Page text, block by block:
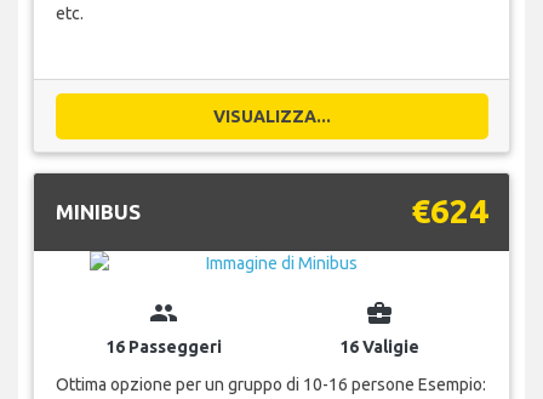
etc.
VISUALIZZA...
MINIBUS €624
group
16 Passeggeri
business_center
16 Valigie
Ottima opzione per un gruppo di 10-16 persone Esempio: